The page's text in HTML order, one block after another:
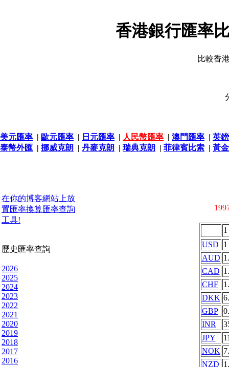
香港銀行匯率
比較香
美元匯率 | 歐元匯率 | 日元匯率 | 人民幣匯率 | 澳門匯率 | 英
泰幣外匯 | 挪威克朗 | 丹麥克朗 | 瑞典克朗 | 菲律賓比索 | 黃
在你的博客網站上放
置匯率換算匯率查詢
工具!
歷史匯率查詢
2026
2025
2024
2023
2022
2021
2020
2019
2018
2017
2016
1
USD
1
AUD
CAD
CHF
DKK
GBP
INR
JPY
NOK
NZD